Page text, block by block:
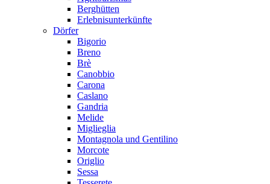
Berghütten
Erlebnisunterkünfte
Dörfer
Bigorio
Breno
Brè
Canobbio
Carona
Caslano
Gandria
Melide
Miglieglia
Montagnola und Gentilino
Morcote
Origlio
Sessa